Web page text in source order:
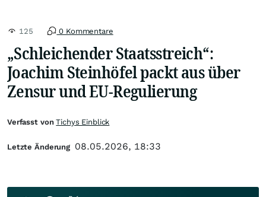
125 0 Kommentare
„Schleichender Staatsstreich“:
Joachim Steinhöfel packt aus über
Zensur und EU-Regulierung
Verfasst vonTichys Einblick
Letzte Änderung 08.05.2026, 18:33